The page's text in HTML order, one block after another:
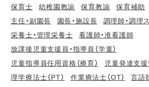
保育士 幼稚園教諭 保育教諭 保育補助
主任・副園長
園長・施設長
調理師・調理
栄養士・管理栄養士
看護師・准看護師
放課後児童支援員・指導員（学童）
児童指導員任用資格（療育）
児童発達支
理学療法士（PT）
作業療法士（OT）
言語